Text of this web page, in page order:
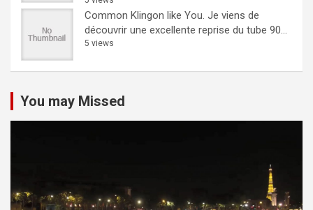
Common Klingon like You. Je viens de
découvrir une excellente reprise du tube 90...
5 views
You may Missed